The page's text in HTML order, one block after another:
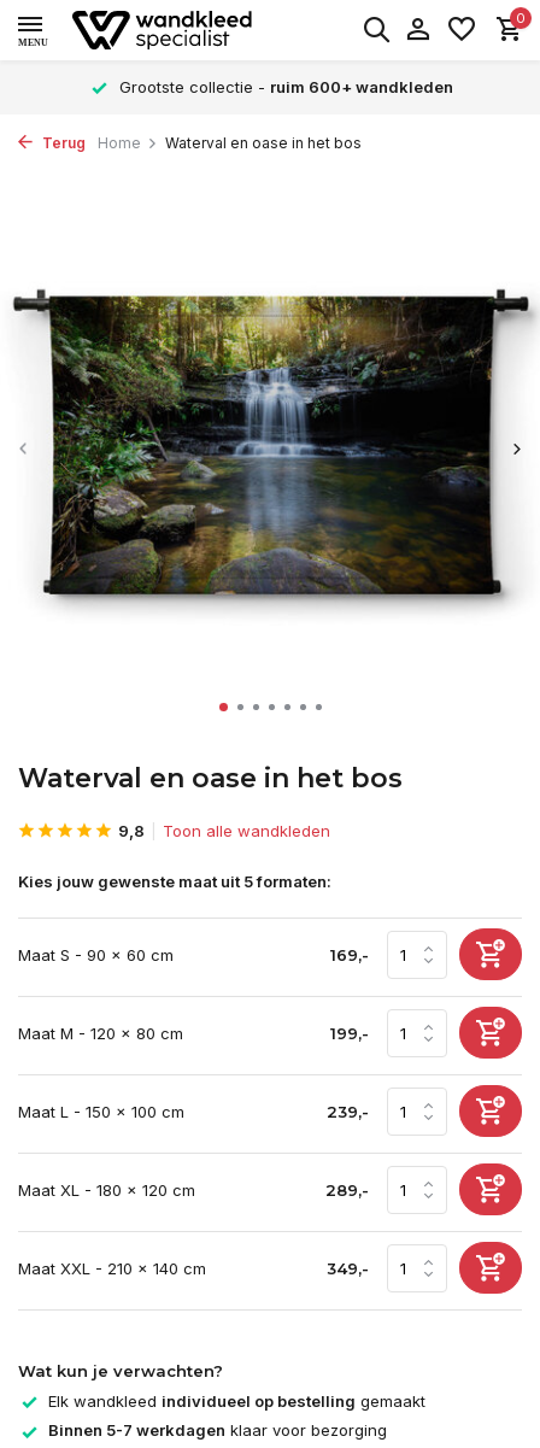
MENU
0
Grootste collectie - ruim 600+ wandkleden
Terug Home Waterval en oase in het bos
Waterval en oase in het bos
9,8 Toon alle wandkleden
Kies jouw gewenste maat uit 5 formaten:
Maat S - 90 x 60 cm 169,-
Maat M - 120 x 80 cm 199,-
Maat L - 150 x 100 cm 239,-
Maat XL - 180 x 120 cm 289,-
Maat XXL - 210 x 140 cm 349,-
Wat kun je verwachten?
Elk wandkleed individueel op bestelling gemaakt
Binnen 5-7 werkdagen klaar voor bezorging